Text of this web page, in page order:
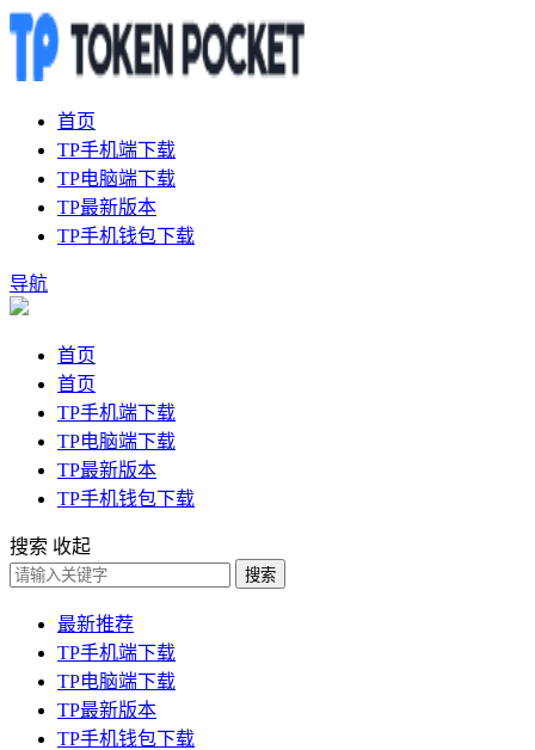
首页
TP手机端下载
TP电脑端下载
TP最新版本
TP手机钱包下载
导航
首页
首页
TP手机端下载
TP电脑端下载
TP最新版本
TP手机钱包下载
搜索 收起
搜索
最新推荐
TP手机端下载
TP电脑端下载
TP最新版本
TP手机钱包下载